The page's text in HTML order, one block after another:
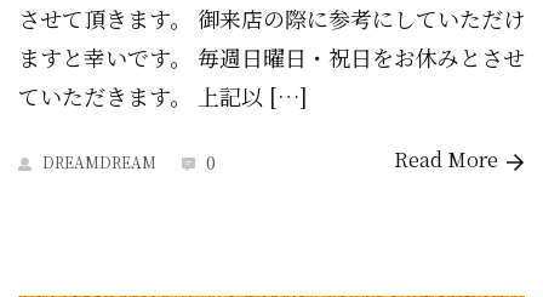
させて頂きます。 御来店の際に参考にしていただけ
ますと幸いです。 毎週日曜日・祝日をお休みとさせ
ていただきます。 上記以 […]
DREAMDREAM 0 Read More